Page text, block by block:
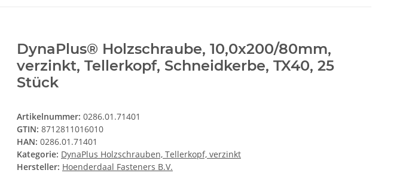
DynaPlus® Holzschraube, 10,0x200/80mm,
verzinkt, Tellerkopf, Schneidkerbe, TX40, 25
Stück
Artikelnummer: 0286.01.71401
GTIN: 8712811016010
HAN: 0286.01.71401
Kategorie: DynaPlus Holzschrauben, Tellerkopf, verzinkt
Hersteller: Hoenderdaal Fasteners B.V.